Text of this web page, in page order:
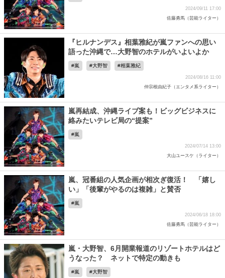
2024/09/11 17:00
佐藤勇馬（芸能ライター）
『ヒルナンデス』相葉雅紀が嵐ファンへの思い
語った沖縄で…大野智のホテルがいよいよか
嵐 大野智 相葉雅紀
2024/08/16 11:00
仲宗根由紀子（エンタメ系ライター）
嵐再結成、沖縄ライブ案も！ビッグビジネスに
絡みたいテレビ局の“提案”
嵐
2024/07/14 13:00
大山ユースケ（ライター）
嵐、冠番組の人気企画が相次ぎ復活！ 「嬉し
い」「後輩がやるのは複雑」と賛否
嵐
2024/06/18 18:00
佐藤勇馬（芸能ライター）
嵐・大野智、6月開業報道のリゾートホテルはど
うなった？ ネットで特定の動きも
嵐 大野智